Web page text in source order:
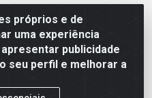
próprios e de
uma experiência
publicidade
seu perfil e melhorar a
Caldas Filho, 291 -
50771-335 - CNPJ
0001-23